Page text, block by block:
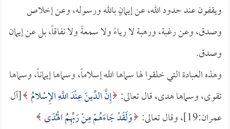
ويقفون عند حدود الله، عن إيمانٍ بالله ورسوله، وعن إخلاص
وصدق، وعن رغبة، ورهبة لا رياءً ولا سمعةً ولا نفاقاً، بل عن إيمان
وصدق.
وهذه العبادة التي خلقوا لها سماها الله إسلاماً، وسماها إيماناً، وسماها
تقوى، وسماها هدى، قال تعالى: إِنَّ الدِّينَ عِنْدَ اللَّهِ الإِسْلامُ [آل
عمران:19]، وقال تعالى:
وَلَقَدْ جَاءَهُمْ مِنْ رَبِّهِمُ الْهُدَى